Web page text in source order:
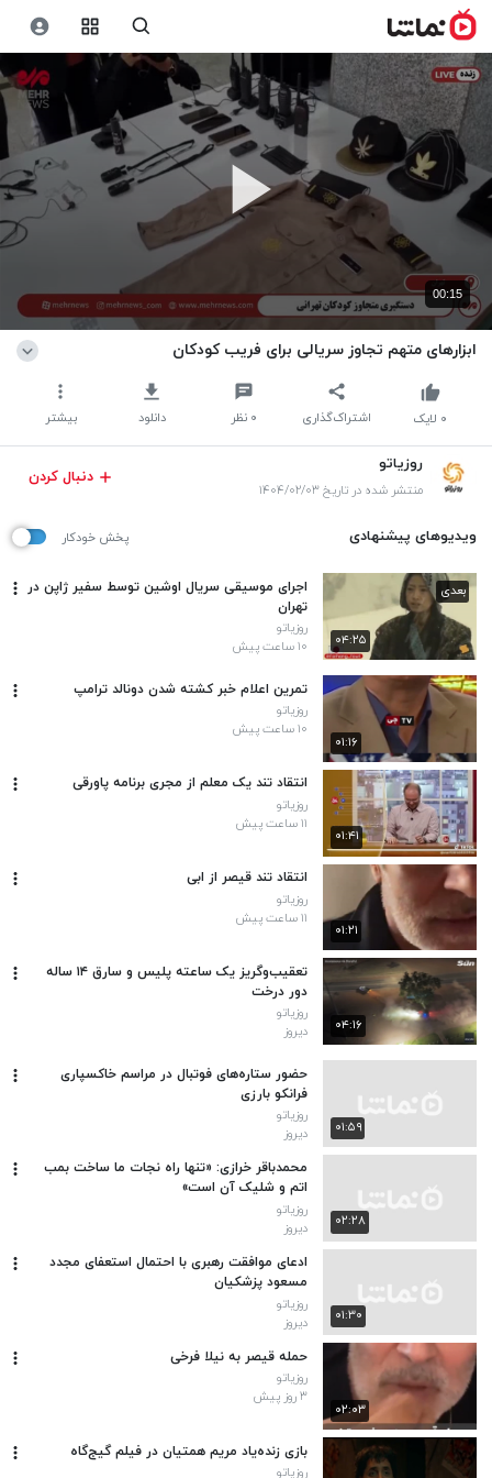
00:15
ابزارهای متهم تجاوز سریالی برای فریب کودکان
اشتراک‌گذاری ۰ نظر دانلود بیشتر ۰ لایک
روزیاتو
منتشر شده در تاریخ ۱۴۰۴/۰۲/۰۳
دنبال کردن
ویدیوهای پیشنهادی پخش خودکار
۰۴:۲۵
بعدی
اجرای موسیقی سریال اوشین توسط سفیر ژاپن در
تهران
روزیاتو
۱۰ ساعت پیش
۰۱:۱۶
تمرین اعلام خبر کشته شدن دونالد ترامپ
روزیاتو
۱۰ ساعت پیش
۰۱:۴۱
انتقاد تند یک معلم از مجری برنامه پاورقی
روزیاتو
۱۱ ساعت پیش
۰۱:۲۱
انتقاد تند قیصر از ابی
روزیاتو
۱۱ ساعت پیش
۰۴:۱۶
تعقیب‌وگریز یک ساعته پلیس و سارق ۱۴ ساله
دور درخت
روزیاتو
دیروز
۰۱:۵۹
حضور ستاره‌های فوتبال در مراسم خاکسپاری
فرانکو بارزی
روزیاتو
دیروز
۰۲:۲۸
محمدباقر خرازی: «تنها راه نجات ما ساخت بمب
اتم و شلیک آن است»
روزیاتو
دیروز
۰۱:۳۰
ادعای موافقت رهبری با احتمال استعفای مجدد
مسعود پزشکیان
روزیاتو
دیروز
۰۲:۰۳
حمله قیصر به نیلا فرخی
روزیاتو
۳ روز پیش
بازی زنده‌یاد مریم همتیان در فیلم گیج‌گاه
روزیاتو